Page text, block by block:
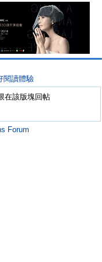
閱讀體驗
在該版塊回帖
Forum